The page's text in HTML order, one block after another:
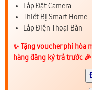
Lắp Đặt Camera
Thiết Bị Smart Home
Lắp Điện Thoại Bàn
✨️ Tặng voucher phí hòa
hàng đăng ký trả trước 🎉